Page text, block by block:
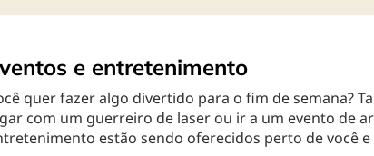
e entretenimento
quer fazer algo divertido para o fim de semana?
com um guerreiro de laser ou ir a um evento de
estão sendo oferecidos perto de você